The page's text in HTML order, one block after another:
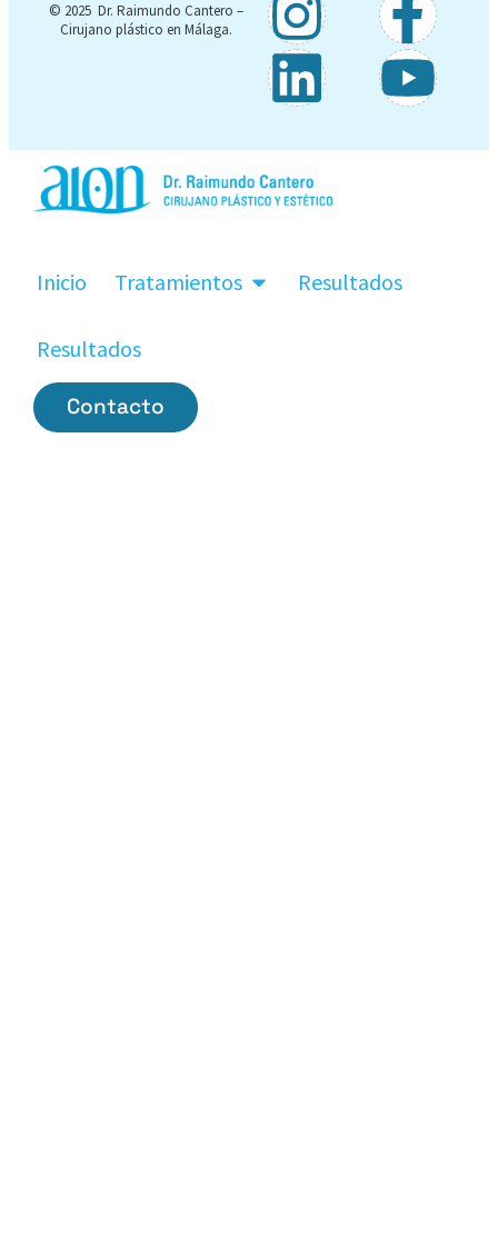
© 2025 Dr. Raimundo Cantero –
Cirujano plástico en Málaga.
Inicio Tratamientos Resultados
Resultados
Contacto